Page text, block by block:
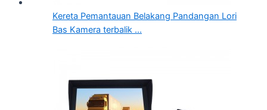
Kereta Pemantauan Belakang Pandangan Lori
Bas Kamera terbalik ...